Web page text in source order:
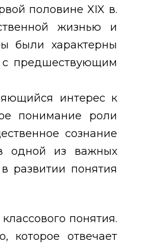
половинеXIX в.
жизнью и
были характерны
с предшествующим
интерес к
понимание роли
сознание
одной из важных
развитии понятия
понятия.
которое отвечает